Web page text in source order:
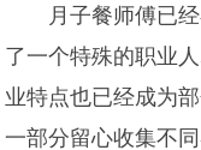
月子餐师傅已
了一个特殊的职业
业特点也已经成为
一部分留心收集不